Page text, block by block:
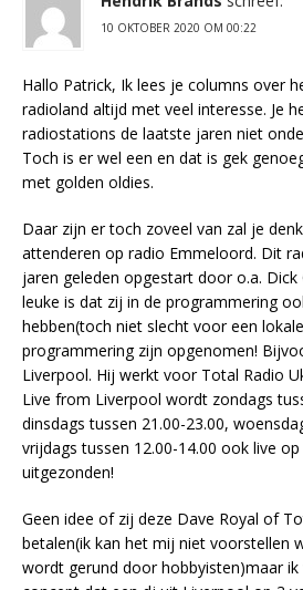
10 OKTOBER 2020 OM 00:22
Hallo Patrick, Ik lees je columns over
radioland altijd met veel interesse. Je
radiostations de laatste jaren niet
Toch is er wel een en dat is gek
met golden oldies.
Daar zijn er toch zoveel van zal je
attenderen op radio Emmeloord. Dit
jaren geleden opgestart door o.a.
leuke is dat zij in de programmering
hebben(toch niet slecht voor een
programmering zijn opgenomen!
Liverpool. Hij werkt voor Total Radio
Live from Liverpool wordt zondags
dinsdags tussen 21.00-23.00,
vrijdags tussen 12.00-14.00 ook live
uitgezonden!
Geen idee of zij deze Dave Royal of
betalen(ik kan het mij niet voorstellen
wordt gerund door hobbyisten)maar ik